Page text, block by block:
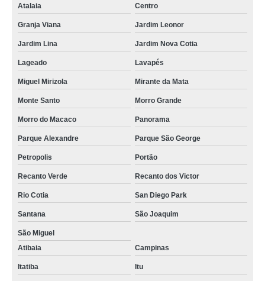
Atalaia Centro
Granja Viana Jardim Leonor
Jardim Lina Jardim Nova Cotia
Lageado Lavapés
Miguel Mirizola Mirante da Mata
Monte Santo Morro Grande
Morro do Macaco Panorama
Parque Alexandre Parque São George
Petropolis Portão
Recanto Verde Recanto dos Victor
Rio Cotia San Diego Park
Santana São Joaquim
São Miguel
Atibaia
Campinas
Itatiba Itu